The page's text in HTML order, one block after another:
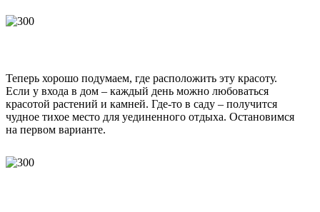
Теперь хорошо подумаем, где расположить эту красоту.
Если у входа в дом – каждый день можно любоваться
красотой растений и камней. Где-то в саду – получится
чудное тихое место для уединенного отдыха. Остановимся
на первом варианте.